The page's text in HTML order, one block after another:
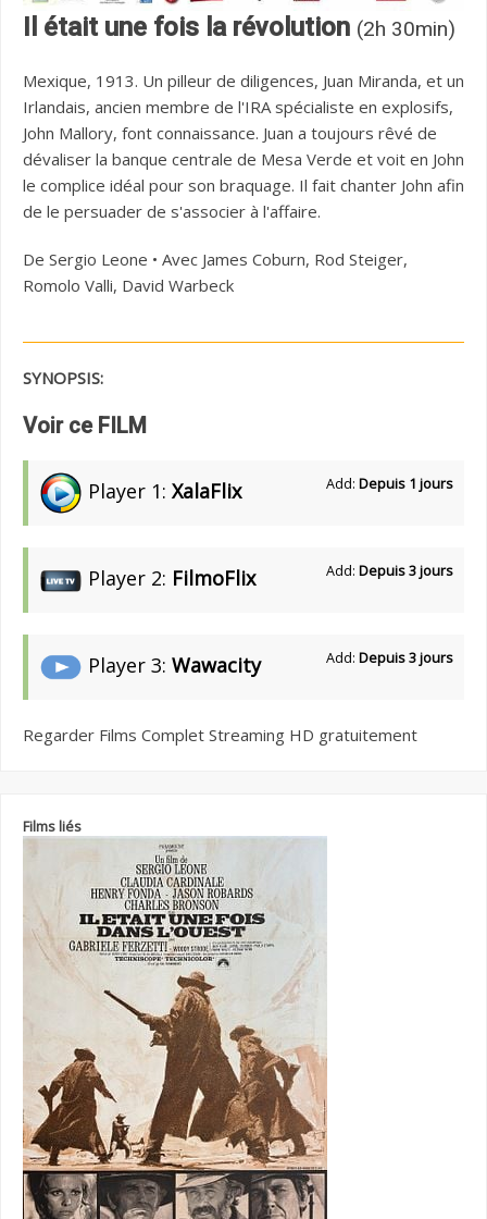
Il était une fois la révolution (2h 30min)
Mexique, 1913. Un pilleur de diligences, Juan Miranda, et un
Irlandais, ancien membre de l'IRA spécialiste en explosifs,
John Mallory, font connaissance. Juan a toujours rêvé de
dévaliser la banque centrale de Mesa Verde et voit en John
le complice idéal pour son braquage. Il fait chanter John afin
de le persuader de s'associer à l'affaire.
De Sergio Leone • Avec James Coburn, Rod Steiger,
Romolo Valli, David Warbeck
SYNOPSIS:
Voir ce FILM
Player 1: XalaFlix Add: Depuis 1 jours
Player 2: FilmoFlix Add: Depuis 3 jours
Player 3: Wawacity Add: Depuis 3 jours
Regarder Films Complet Streaming HD gratuitement
Films liés